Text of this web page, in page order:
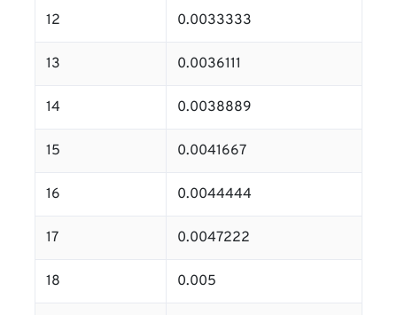
12 0.0033333
13 0.0036111
14 0.0038889
15 0.0041667
16 0.0044444
17 0.0047222
18 0.005